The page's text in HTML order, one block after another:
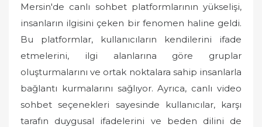
Mersin'de canlı sohbet platformlarının yükselişi,
insanların ilgisini çeken bir fenomen haline geldi.
Bu platformlar, kullanıcıların kendilerini ifade
etmelerini, ilgi alanlarına göre gruplar
oluşturmalarını ve ortak noktalara sahip insanlarla
bağlantı kurmalarını sağlıyor. Ayrıca, canlı video
sohbet seçenekleri sayesinde kullanıcılar, karşı
tarafın duygusal ifadelerini ve beden dilini de